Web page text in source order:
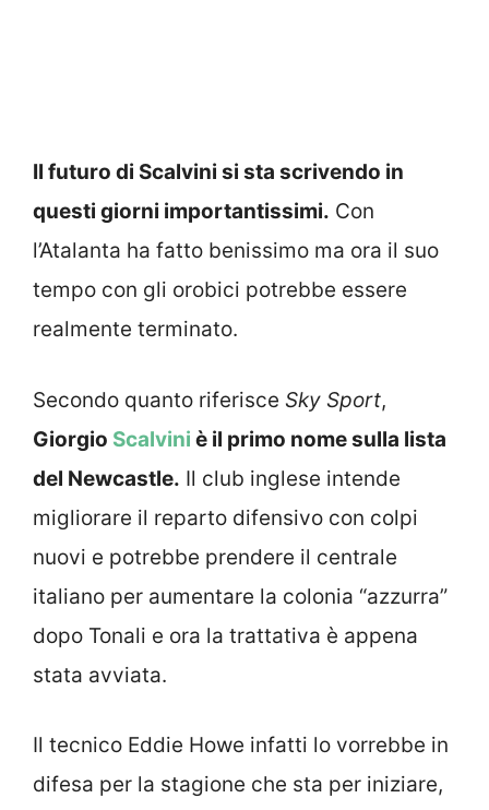
Il futuro di Scalvini si sta scrivendo in
questi giorni importantissimi. Con
l’Atalanta ha fatto benissimo ma ora il suo
tempo con gli orobici potrebbe essere
realmente terminato.
Secondo quanto riferisce Sky Sport,
Giorgio Scalvini è il primo nome sulla lista
del Newcastle. Il club inglese intende
migliorare il reparto difensivo con colpi
nuovi e potrebbe prendere il centrale
italiano per aumentare la colonia “azzurra”
dopo Tonali e ora la trattativa è appena
stata avviata.
Il tecnico Eddie Howe infatti lo vorrebbe in
difesa per la stagione che sta per iniziare,